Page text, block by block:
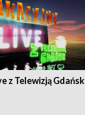
z Telewizją Gdańsk